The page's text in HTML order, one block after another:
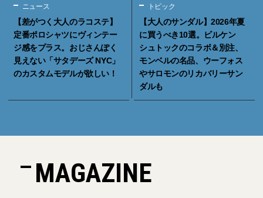
ニュース
【差がつく大人のラコステ】
定番ポロシャツにヴィンテー
ジ感をプラス。おじさんぽく
見えない「サタデーズ NYC」
のカスタムモデルが欲しい！
トピック
【大人のサンダル】2026年夏
に買うべき10選。ビルケン
シュトックのコラボ＆別注、
モンベルの名品、ウーフォス
やサロモンのリカバリーサン
ダルも
MAGAZINE